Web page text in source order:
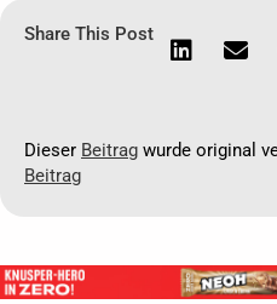
Share This Post
Dieser Beitrag wurde original
Beitrag